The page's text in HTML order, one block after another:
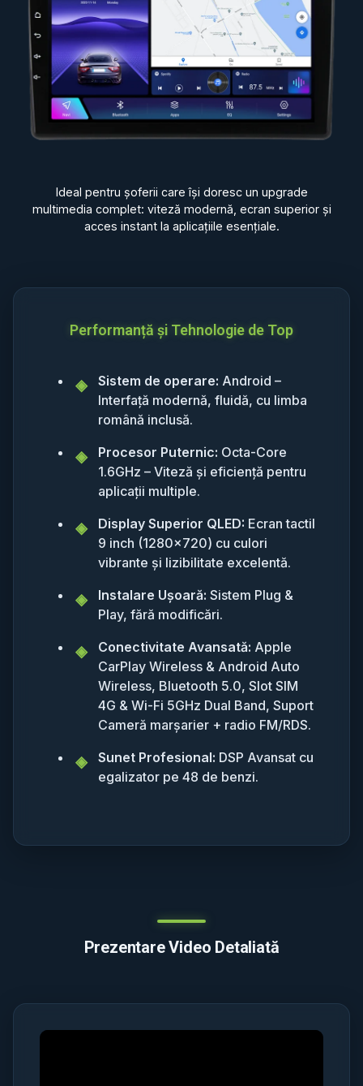
Ideal pentru șoferii care își doresc un upgrade
multimedia complet: viteză modernă, ecran superior și
acces instant la aplicațiile esențiale.
Performanță și Tehnologie de Top
Sistem de operare: Android –
Interfață modernă, fluidă, cu limba
română inclusă.
Procesor Puternic: Octa-Core
1.6GHz – Viteză și eficiență pentru
aplicații multiple.
Display Superior QLED: Ecran tactil
9 inch (1280x720) cu culori
vibrante și lizibilitate excelentă.
Instalare Ușoară: Sistem Plug &
Play, fără modificări.
Conectivitate Avansată: Apple
CarPlay Wireless & Android Auto
Wireless, Bluetooth 5.0, Slot SIM
4G & Wi-Fi 5GHz Dual Band, Suport
Cameră marșarier + radio FM/RDS.
Sunet Profesional: DSP Avansat cu
egalizator pe 48 de benzi.
Prezentare Video Detaliată